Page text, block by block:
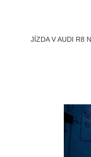
JÍZDA V AUDI R8